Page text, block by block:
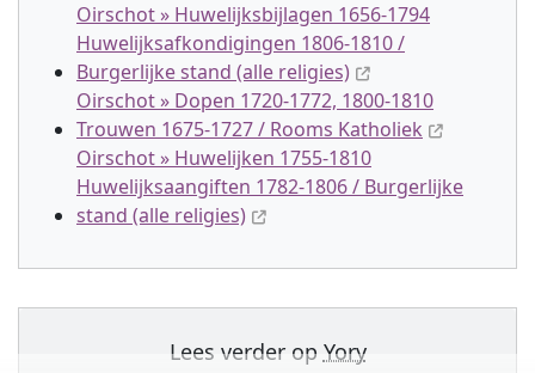
Oirschot » Huwelijksbijlagen 1656-1794
Huwelijksafkondigingen 1806-1810 /
Burgerlijke stand (alle religies)
Oirschot » Dopen 1720-1772, 1800-1810
Trouwen 1675-1727 / Rooms Katholiek
Oirschot » Huwelijken 1755-1810
Huwelijksaangiften 1782-1806 / Burgerlijke
stand (alle religies)
Lees verder op Yory